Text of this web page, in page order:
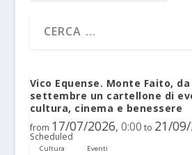
Vico Equense. Monte Faito,
settembre un cartellone di
cultura, cinema e benessere
from 17/07/2026, 0:00 to 21/
Scheduled
Cultura Eventi